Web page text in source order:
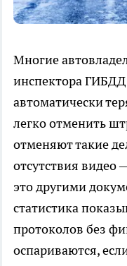
Многие
инспектора
автоматически
легко отменить
отменяют такие
отсутствия
это другими
статистика
протоколов без
оспариваются,